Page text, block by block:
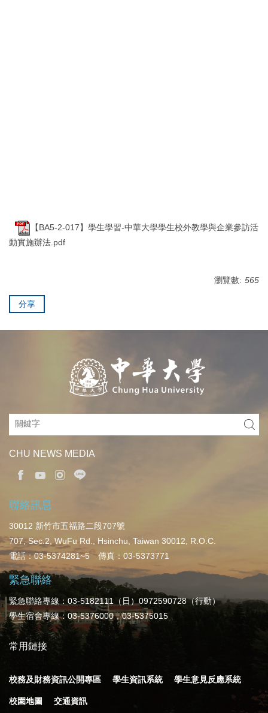
【BA5-2-017】學生學習-中華大學學生校外教學與企業參訪活
動實施辦法.pdf
瀏覽數: 565
分享
CHU NEWS MEDIA
聯絡訊息
30012 新竹市五福路二段707號
707, Sec.2, WuFu Rd., Hsinchu, Taiwan 30012, R.O.C.
電話：03-5374281~5 傳真：03-5373771
緊急聯絡
緊急聯絡專線：03-5182111（日）0972590728（行動）
學生宿舍專線：03-5376000，03-5375015
常用鏈接
校務及財務資訊公開專區 學生資訊系統 學生意見反應系統
校園地圖 交通資訊